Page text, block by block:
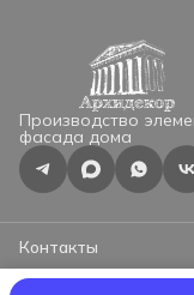
Производство
фасада дома
Контакты
Адрес